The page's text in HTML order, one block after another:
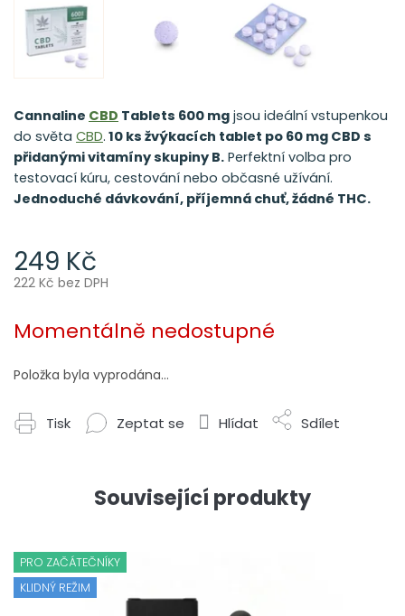
249 Kč
222 Kč bez DPH
cena:
Momentálně nedostupné
Položka byla vyprodána…
Cannaline CBD Tablets 600 mg jsou ideální vstupenkou
do světa CBD. 10 ks žvýkacích tablet po 60 mg CBD s
přidanými vitamíny skupiny B. Perfektní volba pro
testovací kúru, cestování nebo občasné užívání.
Jednoduché dávkování, příjemná chuť, žádné THC.
Tisk Zeptat se Hlídat Sdílet
Související produkty
PRO ZAČÁTEČNÍKY
KLIDNÝ REŽIM